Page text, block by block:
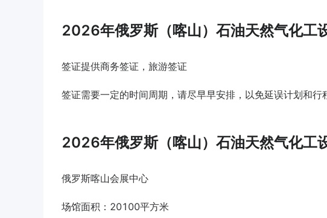
2026年俄罗斯（喀山）石油天然气化工
签证提供商务签证，旅游签证
签证需要一定的时间周期，请尽早早安排，以免延误计划和行
2026年俄罗斯（喀山）石油天然气化工
俄罗斯喀山会展中心
场馆面积：20100平方米